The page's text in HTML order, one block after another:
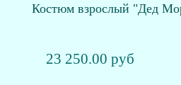
Костюм взрослый "Дед
23 250.00 руб